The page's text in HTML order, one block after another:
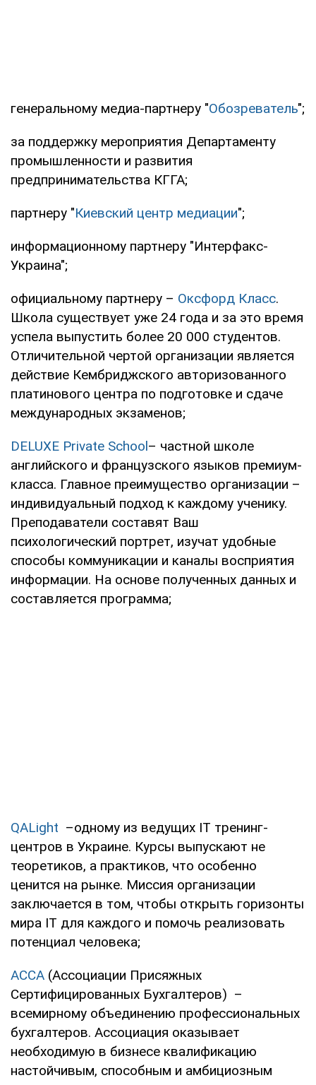
генеральному медиа-партнеру "Обозреватель";
за поддержку мероприятия Департаменту
промышленности и развития
предпринимательства КГГА;
партнеру "Киевский центр медиации";
информационному партнеру "Интерфакс-
Украина";
официальному партнеру – Оксфорд Класс.
Школа существует уже 24 года и за это время
успела выпустить более 20 000 студентов.
Отличительной чертой организации является
действие Кембриджского авторизованного
платинового центра по подготовке и сдаче
международных экзаменов;
DELUXE Private School– частной школе
английского и французского языков премиум-
класса. Главное преимущество организации –
индивидуальный подход к каждому ученику.
Преподаватели составят Ваш
психологический портрет, изучат удобные
способы коммуникации и каналы восприятия
информации. На основе полученных данных и
составляется программа;
QALight –одному из ведущих IT тренинг-
центров в Украине. Курсы выпускают не
теоретиков, а практиков, что особенно
ценится на рынке. Миссия организации
заключается в том, чтобы открыть горизонты
мира IT для каждого и помочь реализовать
потенциал человека;
АССА (Ассоциации Присяжных
Сертифицированных Бухгалтеров) –
всемирному объединению профессиональных
бухгалтеров. Ассоциация оказывает
необходимую в бизнесе квалификацию
настойчивым, способным и амбициозным